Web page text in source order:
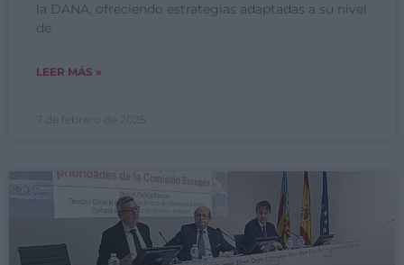
la DANA, ofreciendo estrategias adaptadas a su nivel
de
LEER MÁS »